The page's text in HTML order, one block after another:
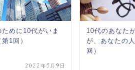
めに10代がいま
1回）
2022年5月9日
10代のあなた
が、あなたの
回）